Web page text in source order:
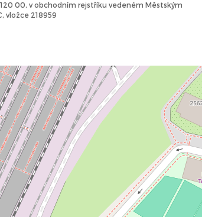
00, v obchodním rejstříku vedeném Městským
vložce 218959